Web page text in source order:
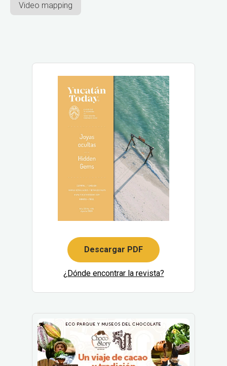
Video mapping
Descargar PDF
¿Dónde encontrar la revista?